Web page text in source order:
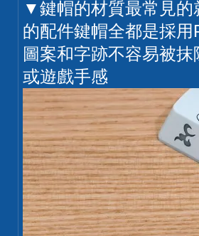
▼鍵帽的材質最常見的
的配件鍵帽全都是採
圖案和字跡不容易被
或遊戲手感